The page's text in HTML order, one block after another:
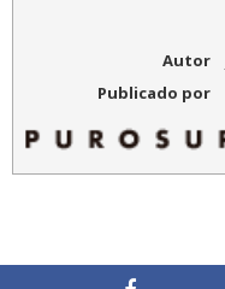
Autor
Publicado por